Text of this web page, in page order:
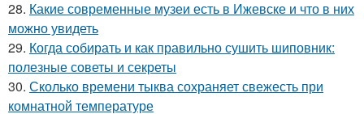
28. Какие современные музеи есть в Ижевске и что в них
можно увидеть
29. Когда собирать и как правильно сушить шиповник:
полезные советы и секреты
30. Сколько времени тыква сохраняет свежесть при
комнатной температуре